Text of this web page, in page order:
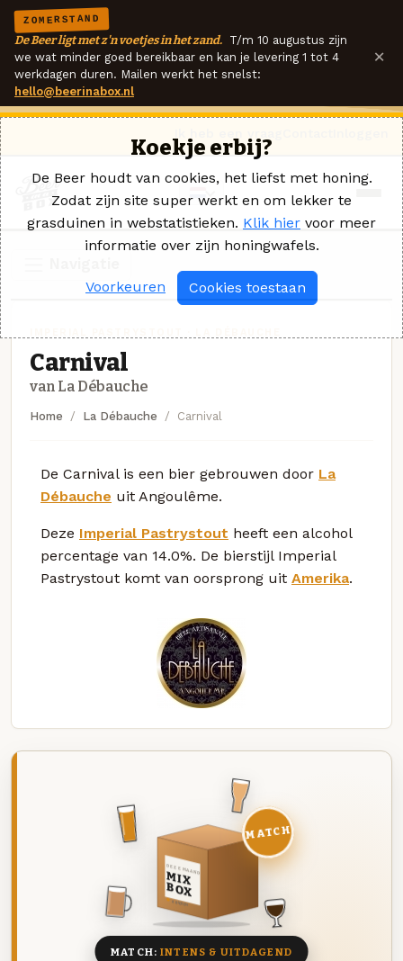
ZOMERSTAND
De Beer ligt met z'n voetjes in het zand. T/m 10 augustus zijn
we wat minder goed bereikbaar en kan je levering 1 tot 4
werkdagen duren. Mailen werkt het snelst:
hello@beerinabox.nl
×
Carnival
van La Débauche
Home La Débauche Carnival
De Carnival is een bier gebrouwen door La
Débauche uit Angoulême.
Deze Imperial Pastrystout heeft een alcohol
percentage van 14.0%. De bierstijl Imperial
Pastrystout komt van oorsprong uit Amerika.
DEZE MAAND
MIX
BOX
8 BIEREN
MATCH
MATCH:INTENS & UITDAGEND
Koekje erbij?
De Beer houdt van cookies, het liefst met honing.
Zodat zijn site super werkt en om lekker te
grasduinen in webstatistieken. Klik hier voor meer
informatie over zijn honingwafels.
Voorkeuren Cookies toestaan